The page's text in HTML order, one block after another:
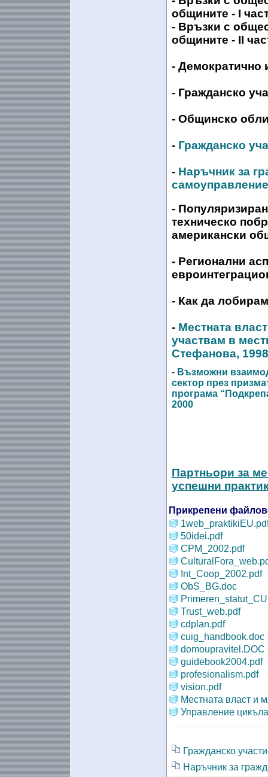
общините - I
- Връзки с
общините - II
- Демократично
- Гражданско
- Общинско
- Гражданско
- Наръчник за
-
техническо
американски
- Регионални
- Как да
-Местната
участвам в
Стефанова, 1998
- Възможни
сектор през
програма
2000
Партньори за
успешни
Прикрепени
50idei.pdf
CPM_2002.pdf
Int_Coop_2002.pdf
ObS_BG.doc
Trust_web.pdf
cdplan.pdf
cuig_handbook.doc
domoupravitel.DOC
guidebook2004.pdf
profesionalism.pdf
vision.pdf
Местната власт и
Управление
Гражданско
Наръчник за